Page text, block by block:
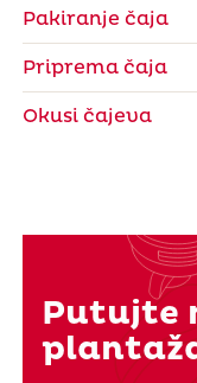
Pakiranje čaja
Priprema čaja
Okusi čajeva
Putujte